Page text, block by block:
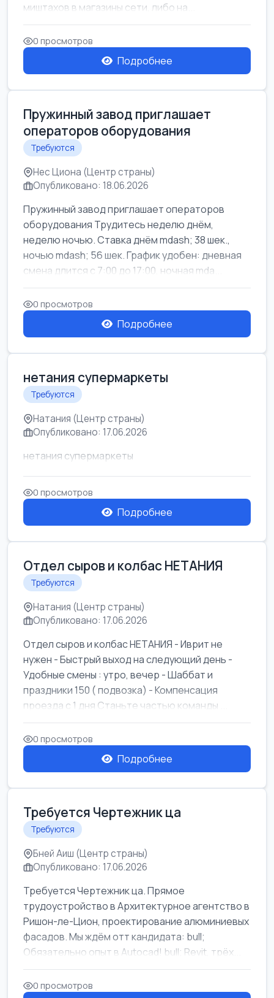
миштахов в магазины сети, либо на...
0 просмотров
Подробнее
Пружинный завод приглашает
операторов оборудования
Требуются
Нес Циона (Центр страны)
Опубликовано: 18.06.2026
Пружинный завод приглашает операторов
оборудования Трудитесь неделю днём,
неделю ночью. Ставка днём mdash; 38 шек.,
ночью mdash; 56 шек. График удобен: дневная
смена длится с 7:00 до 17:00, ночная mda...
0 просмотров
Подробнее
нетания супермаркеты
Требуются
Натания (Центр страны)
Опубликовано: 17.06.2026
нетания супермаркеты
0 просмотров
Подробнее
Отдел сыров и колбас НЕТАНИЯ
Требуются
Натания (Центр страны)
Опубликовано: 17.06.2026
Отдел сыров и колбас НЕТАНИЯ - Иврит не
нужен - Быстрый выход на следующий день -
Удобные смены : утро, вечер - Шаббат и
праздники 150 ( подвозка) - Компенсация
проезда с 1 дня Станьте частью команды ...
0 просмотров
Подробнее
Требуется Чертежник ца
Требуются
Бней Аиш (Центр страны)
Опубликовано: 17.06.2026
Требуется Чертежник ца. Прямое
трудоустройство в Архитектурное агентство в
Ришон-ле-Цион, проектирование алюминиевых
фасадов. Мы ждём отт кандидата: bull;
Обязательно опыт в Autocad! bull; Revit, трёх...
0 просмотров